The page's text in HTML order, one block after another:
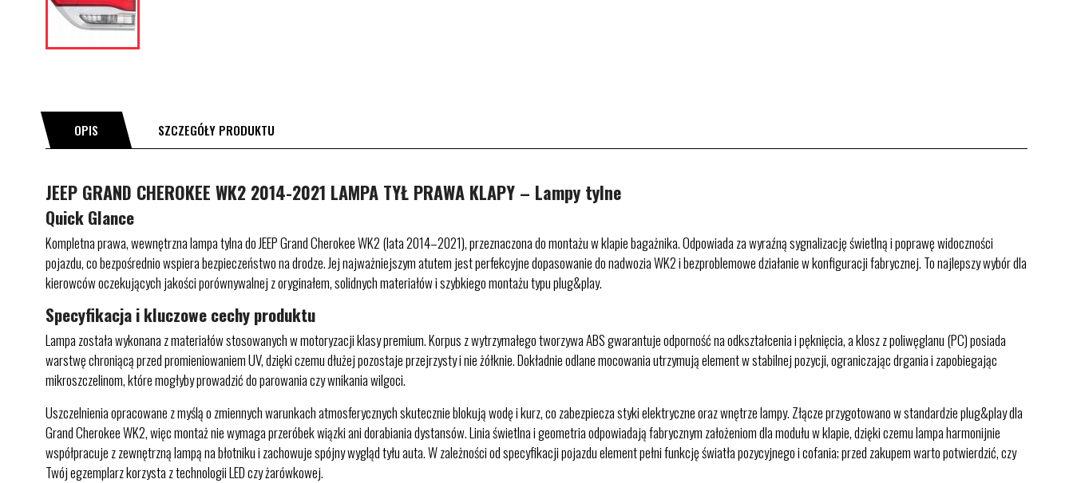
OPIS SZCZEGÓŁY PRODUKTU
JEEP GRAND CHEROKEE WK2 2014-2021 LAMPA TYŁ PRAWA KLAPY – Lampy tylne
Quick Glance
Kompletna prawa, wewnętrzna lampa tylna do JEEP Grand Cherokee WK2 (lata 2014–2021), przeznaczona do montażu w klapie bagażnika. Odpowiada za wyraźną sygnalizację świetlną i poprawę widoczności
pojazdu, co bezpośrednio wspiera bezpieczeństwo na drodze. Jej najważniejszym atutem jest perfekcyjne dopasowanie do nadwozia WK2 i bezproblemowe działanie w konfiguracji fabrycznej. To najlepszy wybór dla
kierowców oczekujących jakości porównywalnej z oryginałem, solidnych materiałów i szybkiego montażu typu plug&play.
Specyfikacja i kluczowe cechy produktu
Lampa została wykonana z materiałów stosowanych w motoryzacji klasy premium. Korpus z wytrzymałego tworzywa ABS gwarantuje odporność na odkształcenia i pęknięcia, a klosz z poliwęglanu (PC) posiada
warstwę chroniącą przed promieniowaniem UV, dzięki czemu dłużej pozostaje przejrzysty i nie żółknie. Dokładnie odlane mocowania utrzymują element w stabilnej pozycji, ograniczając drgania i zapobiegając
mikroszczelinom, które mogłyby prowadzić do parowania czy wnikania wilgoci.
Uszczelnienia opracowane z myślą o zmiennych warunkach atmosferycznych skutecznie blokują wodę i kurz, co zabezpiecza styki elektryczne oraz wnętrze lampy. Złącze przygotowano w standardzie plug&play dla
Grand Cherokee WK2, więc montaż nie wymaga przeróbek wiązki ani dorabiania dystansów. Linia świetlna i geometria odpowiadają fabrycznym założeniom dla modułu w klapie, dzięki czemu lampa harmonijnie
współpracuje z zewnętrzną lampą na błotniku i zachowuje spójny wygląd tyłu auta. W zależności od specyfikacji pojazdu element pełni funkcję światła pozycyjnego i cofania; przed zakupem warto potwierdzić, czy
Twój egzemplarz korzysta z technologii LED czy żarówkowej.